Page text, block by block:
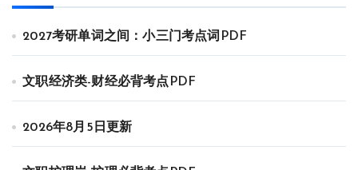
2027考研单词之间：小三门考点词PDF
文职经济类-财经必背考点PDF
2026年8月5日更新